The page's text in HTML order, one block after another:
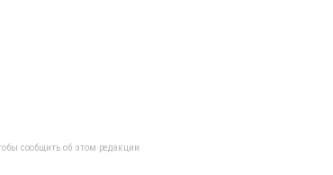
сообщить об этом редакции